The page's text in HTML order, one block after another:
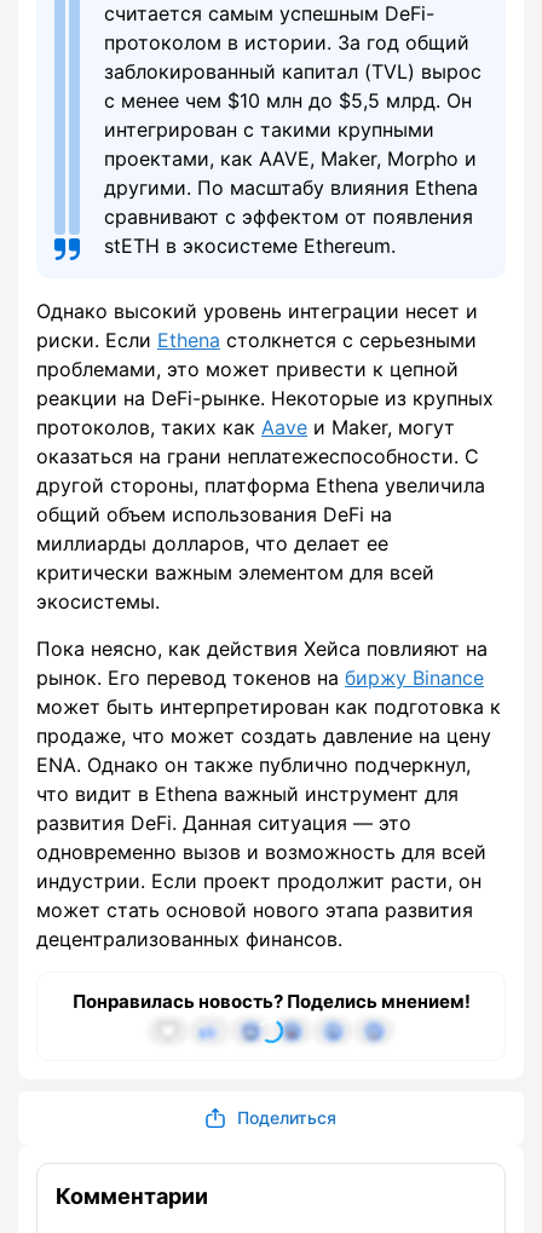
считается самым успешным DeFi-
протоколом в истории. За год общий
заблокированный капитал (TVL) вырос
с менее чем $10 млн до $5,5 млрд. Он
интегрирован с такими крупными
проектами, как AAVE, Maker, Morpho и
другими. По масштабу влияния Ethena
сравнивают с эффектом от появления
stETH в экосистеме Ethereum.
Однако высокий уровень интеграции несет и
риски. Если Ethena столкнется с серьезными
проблемами, это может привести к цепной
реакции на DeFi-рынке. Некоторые из крупных
протоколов, таких как Aave и Maker, могут
оказаться на грани неплатежеспособности. С
другой стороны, платформа Ethena увеличила
общий объем использования DeFi на
миллиарды долларов, что делает ее
критически важным элементом для всей
экосистемы.
Пока неясно, как действия Хейса повлияют на
рынок. Его перевод токенов на биржу Binance
может быть интерпретирован как подготовка к
продаже, что может создать давление на цену
ENA. Однако он также публично подчеркнул,
что видит в Ethena важный инструмент для
развития DeFi. Данная ситуация — это
одновременно вызов и возможность для всей
индустрии. Если проект продолжит расти, он
может стать основой нового этапа развития
децентрализованных финансов.
Понравилась новость? Поделись мнением!
Поделиться
Комментарии